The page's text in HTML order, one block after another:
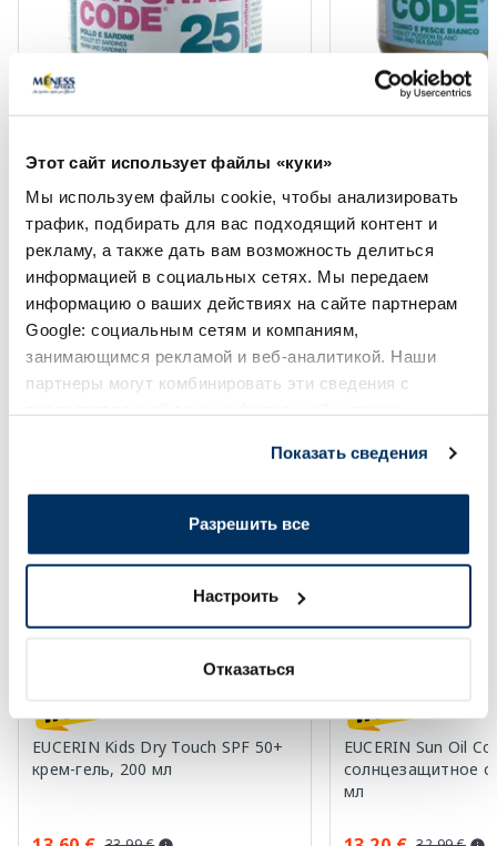
Этот сайт использует файлы «куки»
Мы используем файлы cookie, чтобы анализировать
трафик, подбирать для вас подходящий контент и
рекламу, а также дать вам возможность делиться
информацией в социальных сетях. Мы передаем
информацию о ваших действиях на сайте партнерам
Google: социальным сетям и компаниям,
занимающимся рекламой и веб-аналитикой. Наши
партнеры могут комбинировать эти сведения с
Показать сведения
Разрешить все
Настроить
Отказаться
Купи 4, получи −20%
NATURAL CODE 25 Курица И
г
2.13 € 2.51 €
В корзину
Купи 4, получи −20%
NATURAL CODE
2.13 € 2.51 €
Page 1 of 10
Солнечная защита летом ☀️
EUCERIN Kids Dry Touch SPF 50+
крем-гель, 200 мл
EUCERIN Sun Oil
солнцезащитное
мл